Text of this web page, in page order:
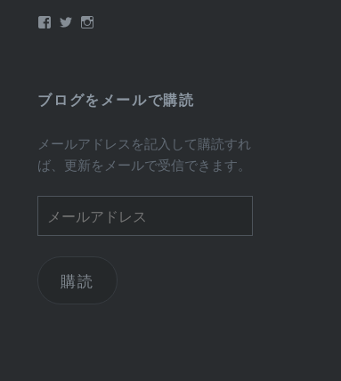
Facebook
TwitterInstagram
ブログをメールで購読
メールアドレスを記入して購読すれ
ば、更新をメールで受信できます。
ー
購読